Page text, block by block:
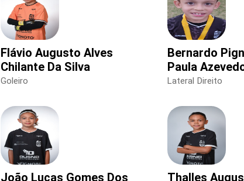
Flávio Augusto Alves
Chilante Da Silva
Goleiro
Bernardo
Paula
Lateral Direito
João Lucas Gomes Dos
Thalles